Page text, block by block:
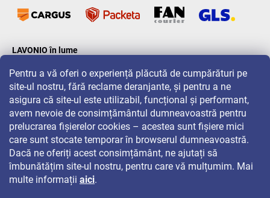
Pentru a vă oferi o experiență plăcută de cumpărături pe
site-ul nostru, fără reclame deranjante, și pentru a ne
asigura că site-ul este utilizabil, funcțional și performant,
avem nevoie de consimțământul dumneavoastră pentru
prelucrarea fișierelor cookies – acestea sunt fișiere mici
care sunt stocate temporar în browserul dumneavoastră.
Dacă ne oferiți acest consimțământ, ne ajutați să
îmbunătățim site-ul nostru, pentru care vă mulțumim. Mai
multe informații aici.
LAVONIO în lume
Pentru promoții, concursuri și reduceri, urmăriți-ne pe: